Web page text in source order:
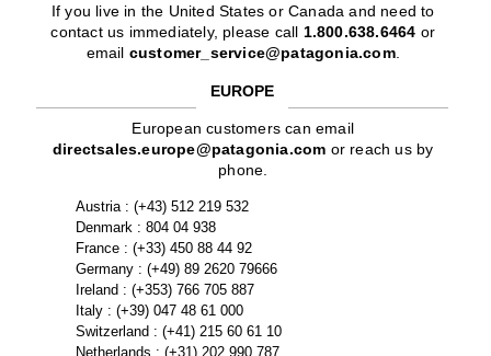
If you live in the United States or Canada and need to
contact us immediately, please call 1.800.638.6464 or
email customer_service@patagonia.com.
EUROPE
European customers can email
directsales.europe@patagonia.com or reach us by
phone.
Austria : (+43) 512 219 532
Denmark : 804 04 938
France : (+33) 450 88 44 92
Germany : (+49) 89 2620 79666
Ireland : (+353) 766 705 887
Italy : (+39) 047 48 61 000
Switzerland : (+41) 215 60 61 10
Netherlands : (+31) 202 990 787